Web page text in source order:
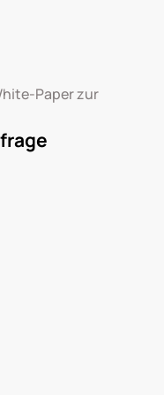
Paper zur